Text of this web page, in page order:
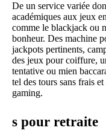
De un service variée
académiques aux jeux
comme le blackjack ou
bonheur. Des machine
jackpots pertinents,
des jeux pour coiffure,
tentative ou mien
tel des tours sans frais
gaming.
s pour retraite